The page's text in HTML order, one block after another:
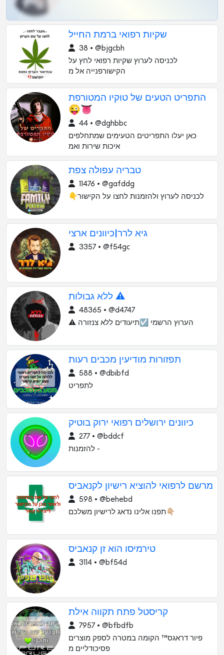
שקיות רפואי ברמת החייל
38 • @bjgcbh
לכניסה לערוץ שקיות רפואי לחץ על
הקישורפנייה אל מ
התפריט הטעים של טוקיו המטורפת
😜👅
44 • @dghbbc
כאן יעלו התפריטים הטעימים שמתחלפים
איכות שירות ואמ
טבריה עפולה צפת
11476 • @gafddg
👇לכניסה לערוץ ולהזמנות לחצו על הקישור
גיא לרר|כיוונים ארצי
3357 • @f54gc
ללא גבולות ⚠️
48365 • @d4747
⚠️ הערוץ הרשמי ☑️תיעודים ללא צנזורה
תפזורות מודיעין מכבים רעות
588 • @dbibfd
לתפריט
כיוונים ירושלים רפואי ירוק בוטיק
277 • @bddcf
להזמנות -
מרשם לרפואי להוציא רישיון לקנאביס
598 • @behebd
תפנו אלינו נדאג לרישיון משלכם👇🏼
טירמיסו הוא זן קנאביס
3114 • @bf54d
קריסטל פתח תקווה אילת
7957 • @bfbdfb
פיור דראגס™️ הקומה במטרה לספק מוצרים
פסיכודליים מ